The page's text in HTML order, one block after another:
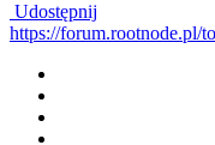
Udostępnij
https://forum.rootnode.pl/